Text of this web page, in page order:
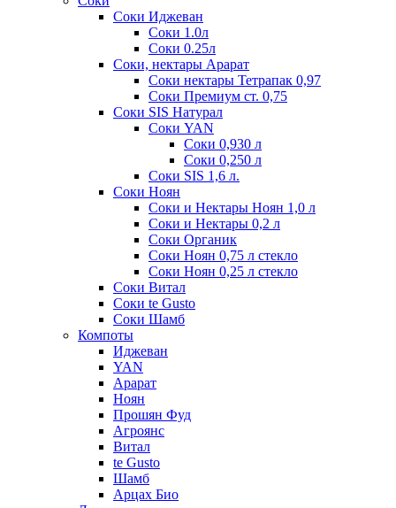
Соки Иджеван
Соки 1.0л
Соки 0.25л
Соки, нектары Арарат
Соки нектары Тетрапак 0,97
Соки Премиум ст. 0,75
Соки SIS Натурал
Соки YAN
Соки 0,930 л
Соки 0,250 л
Соки SIS 1,6 л.
Соки Ноян
Соки и Нектары Ноян 1,0 л
Соки и Нектары 0,2 л
Соки Органик
Соки Ноян 0,75 л стекло
Соки Ноян 0,25 л стекло
Соки Витал
Соки te Gusto
Соки Шамб
Компоты
Иджеван
YAN
Арарат
Ноян
Прошян Фуд
Агроянс
Витал
te Gusto
Шамб
Арцах Био